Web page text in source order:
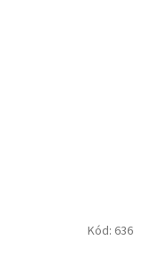
Kód: 636